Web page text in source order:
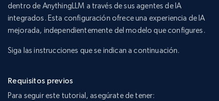
dentro de AnythingLLM a través de sus agentes de IA
integrados. Esta configuración ofrece una experiencia de IA
mejorada, independientemente del modelo que configures.
Siga las instrucciones que se indican a continuación.
Requisitos previos
Para seguir este tutorial, asegúrate de tener: